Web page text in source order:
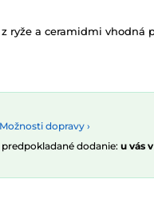
ryže a ceramidmi vhodná
Možnosti dopravy ›
predpokladané dodanie: u vás